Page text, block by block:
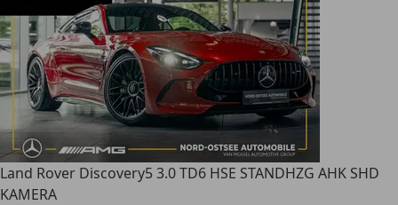
Land Rover Discovery5 3.0 TD6 HSE STANDHZG AHK SHD
KAMERA